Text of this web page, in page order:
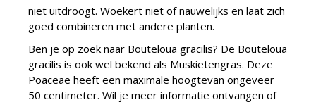
niet uitdroogt. Woekert niet of nauwelijks en laat zich
goed combineren met andere planten.
Ben je op zoek naar Bouteloua gracilis? De Bouteloua
gracilis is ook wel bekend als Muskietengras. Deze
Poaceae heeft een maximale hoogtevan ongeveer
50 centimeter. Wil je meer informatie ontvangen of